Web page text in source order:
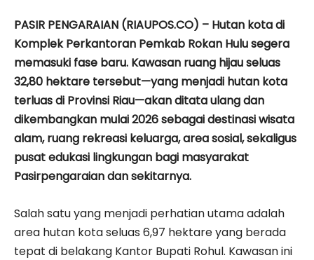
PASIR PENGARAIAN (RIAUPOS.CO) – Hutan kota di
Komplek Perkantoran Pemkab Rokan Hulu segera
memasuki fase baru. Kawasan ruang hijau seluas
32,80 hektare tersebut—yang menjadi hutan kota
terluas di Provinsi Riau—akan ditata ulang dan
dikembangkan mulai 2026 sebagai destinasi wisata
alam, ruang rekreasi keluarga, area sosial, sekaligus
pusat edukasi lingkungan bagi masyarakat
Pasirpengaraian dan sekitarnya.
Salah satu yang menjadi perhatian utama adalah
area hutan kota seluas 6,97 hektare yang berada
tepat di belakang Kantor Bupati Rohul. Kawasan ini